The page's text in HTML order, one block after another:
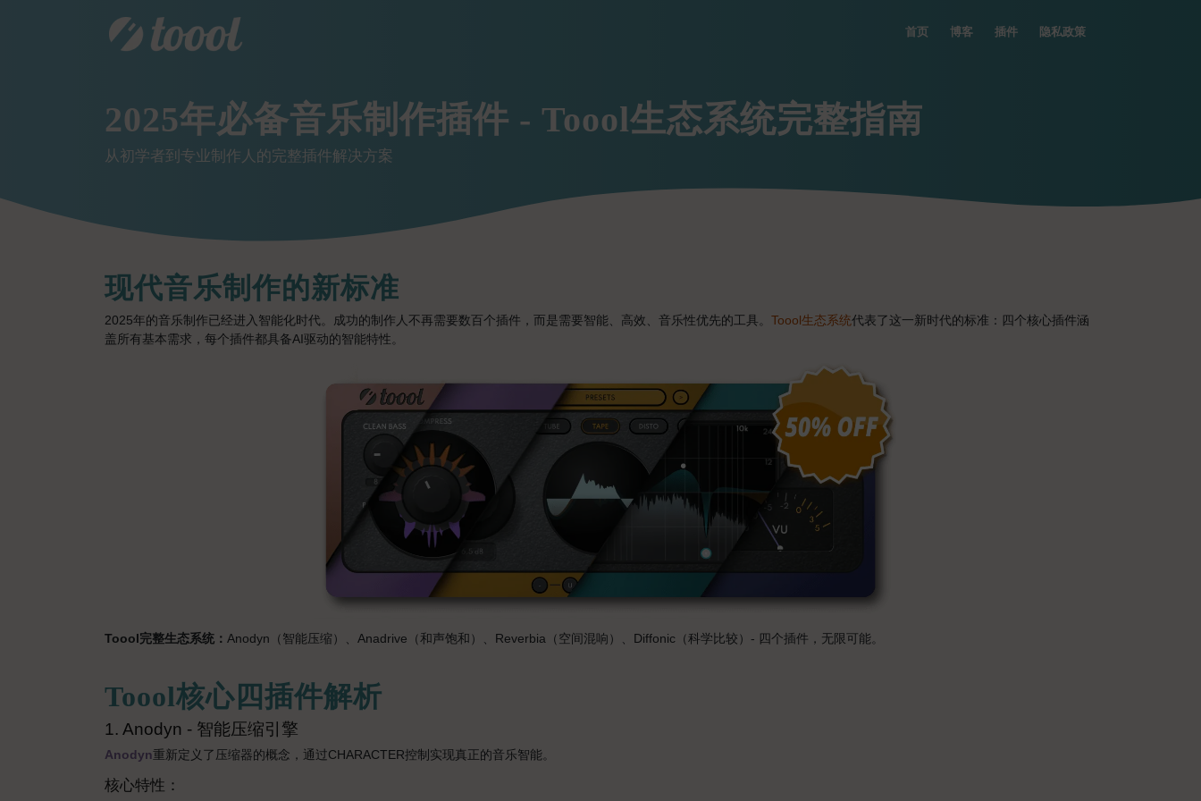
首页 博客 插件 隐私政策
2025年必备音乐制作插件 - Toool生态系统完整指南
从初学者到专业制作人的完整插件解决方案
现代音乐制作的新标准
2025年的音乐制作已经进入智能化时代。成功的制作人不再需要数百个插件，而是需要智能、高效、音乐性优先的工具。 Toool生态系统代表了这一新时代的标准：四个核心插件涵
盖所有基本需求，每个插件都具备AI驱动的智能特性。
Toool完整生态系统： Anodyn（智能压缩）、Anadrive（和声饱和）、Reverbia（空间混响）、Diffonic（科学比较）- 四个插件，无限可能。
Toool核心四插件解析
1. Anodyn - 智能压缩引擎
Anodyn重新定义了压缩器的概念，通过CHARACTER控制实现真正的音乐智能。
核心特性：